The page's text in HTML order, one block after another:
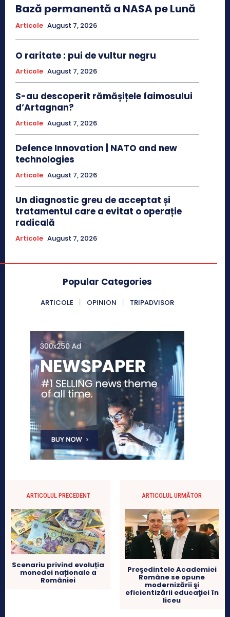
Bază permanentă a NASA pe Lună
Articole August 7, 2026
O raritate : pui de vultur negru
Articole August 7, 2026
S-au descoperit rămășițele faimosului
d’Artagnan?
Articole August 7, 2026
Defence Innovation | NATO and new
technologies
Articole August 7, 2026
Un diagnostic greu de acceptat și
tratamentul care a evitat o operație
radicală
Articole August 7, 2026
Popular Categories
ARTICOLE OPINION TRIPADVISOR
ARTICOLUL PRECEDENT
Scenariu privind evoluția
monedei naționale a
României
ARTICOLUL URMĂTOR
Preşedintele Academiei
Române se opune
modernizării şi
eficientizării educaţiei în
liceu